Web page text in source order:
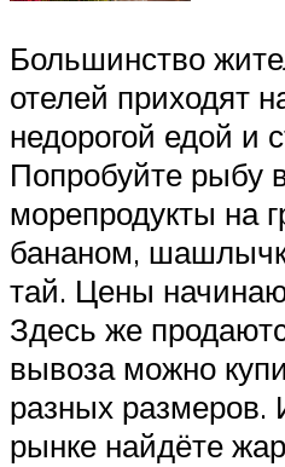
Большинство
отелей приходят
недорогой едой и
Попробуйте рыбу
морепродукты на
бананом,
тай. Цены
Здесь же
вывоза можно
разных размеров.
рынке найдёте